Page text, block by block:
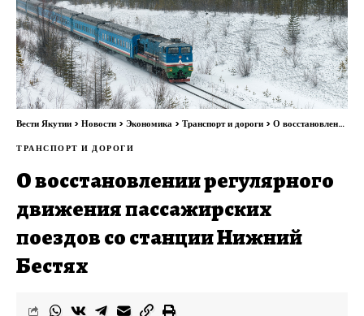
Вести Якутии >Новости >Экономика >Транспорт и дороги >О восстановлении регулярного движения пассажирских поездов со станции Нижний Бестях
ТРАНСПОРТ И ДОРОГИ
О восстановлении регулярного
движения пассажирских
поездов со станции Нижний
Бестях